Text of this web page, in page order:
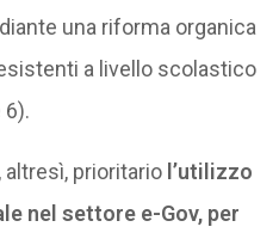
una riforma organica
a livello scolastico
altresì, prioritario l’utilizzo
nel settore e-Gov, per